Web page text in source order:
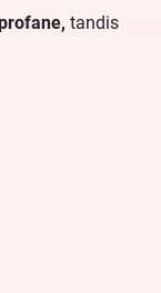
tandis